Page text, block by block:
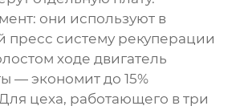
они используют в
пресс систему рекуперации
ходе двигатель
— экономит до 15%
цеха, работающего в три